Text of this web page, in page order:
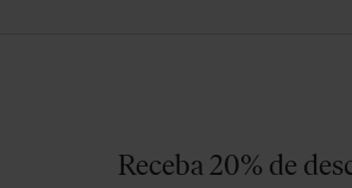
Receba 20% de